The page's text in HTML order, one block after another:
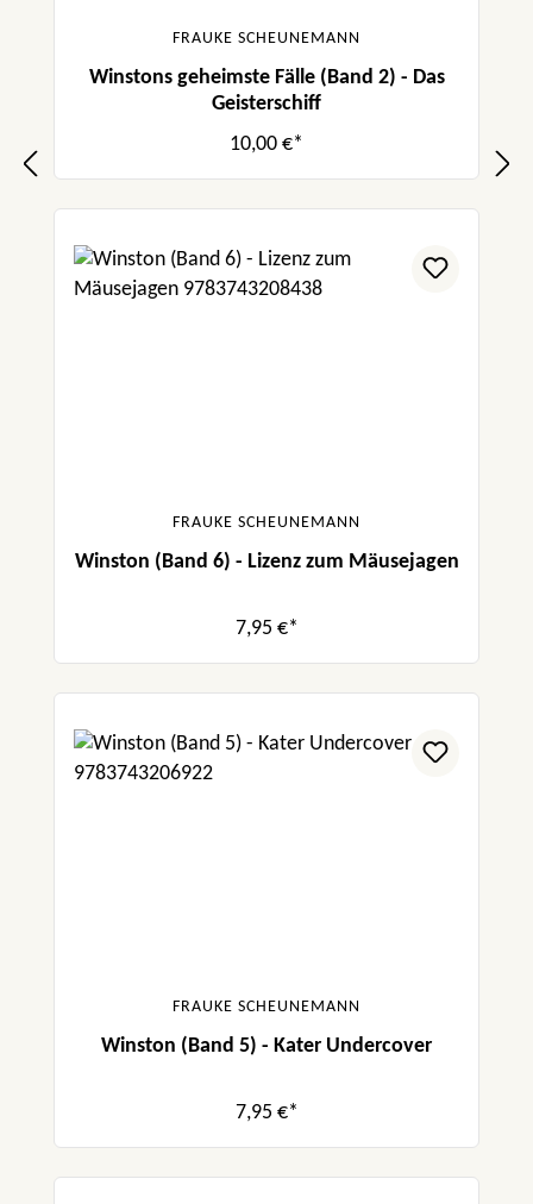
FRAUKE SCHEUNEMANN
Winstons geheimste Fälle (Band 2) - Das
Geisterschiff
10,00 €*
FRAUKE SCHEUNEMANN
Winston (Band 6) - Lizenz zum Mäusejagen
7,95 €*
FRAUKE SCHEUNEMANN
Winston (Band 5) - Kater Undercover
7,95 €*